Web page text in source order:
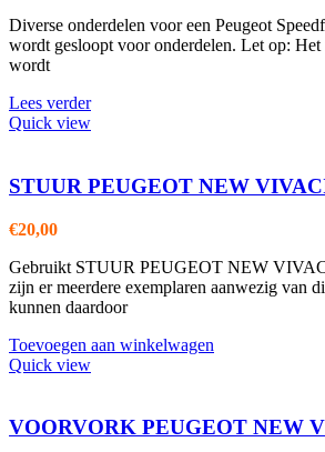
Diverse onderdelen voor een Peugeot
wordt gesloopt voor onderdelen. Let op: Het
wordt
Lees verder
Quick view
STUUR PEUGEOT NEW
€20,00
Gebruikt STUUR PEUGEOT NEW
zijn er meerdere exemplaren aanwezig van
kunnen daardoor
Toevoegen aan winkelwagen
Quick view
VOORVORK PEUGEOT NEW